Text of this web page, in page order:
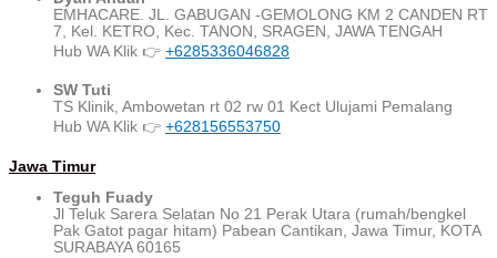
EMHACARE. JL. GABUGAN -GEMOLONG KM 2 CANDEN RT
7, Kel. KETRO, Kec. TANON, SRAGEN, JAWA TENGAH
Hub WA Klik 👉 +6285336046828
SW Tuti
TS Klinik, Ambowetan rt 02 rw 01 Kect Ulujami Pemalang
Hub WA Klik 👉 +628156553750
Jawa Timur
Teguh Fuady
Jl Teluk Sarera Selatan No 21 Perak Utara (rumah/bengkel
Pak Gatot pagar hitam) Pabean Cantikan, Jawa Timur, KOTA
SURABAYA 60165